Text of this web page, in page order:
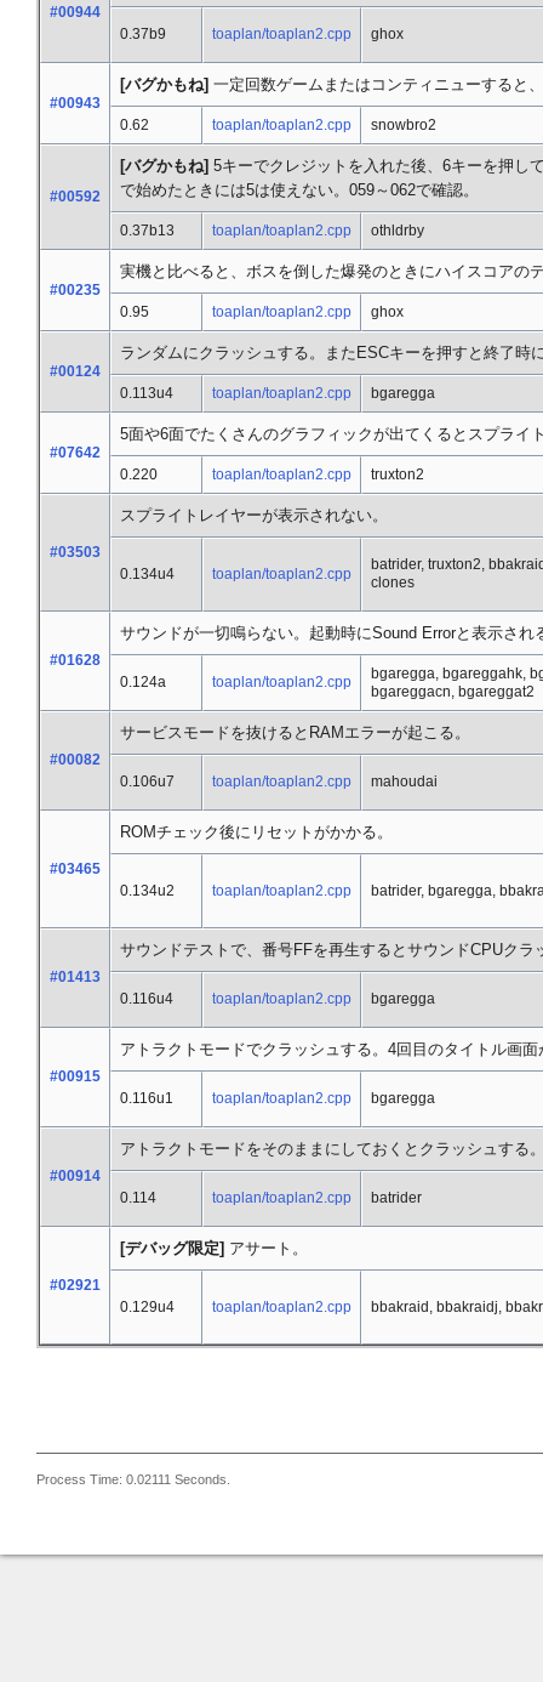
#00944
0.37b9
toaplan/toaplan2.cpp ghox
#00943
[バグかもね] 一定回数ゲームまたはコンティニューすると
0.62 toaplan/toaplan2.cpp snowbro2
#00592
[バグかもね] 5キーでクレジットを入れた後、6キーを押し
で始めたときには5は使えない。059～062で確認。
0.37b13 toaplan/toaplan2.cpp othldrby
#00235
実機と比べると、ボスを倒した爆発のときにハイスコアの
0.95 toaplan/toaplan2.cpp ghox
#00124
ランダムにクラッシュする。またESCキーを押すと終了時
0.113u4 toaplan/toaplan2.cpp bgaregga
#07642
5面や6面でたくさんのグラフィックが出てくるとスプライ
0.220 toaplan/toaplan2.cpp truxton2
#03503
スプライトレイヤーが表示されない。
0.134u4 toaplan/toaplan2.cpp
batrider, truxton2,
clones
#01628
サウンドが一切鳴らない。起動時にSound Errorと表示され
0.124a toaplan/toaplan2.cpp
bgaregga, bgareggahk,
bgareggacn, bgareggat2
#00082
サービスモードを抜けるとRAMエラーが起こる。
0.106u7 toaplan/toaplan2.cpp mahoudai
#03465
ROMチェック後にリセットがかかる。
0.134u2 toaplan/toaplan2.cpp batrider, bgaregga,
#01413
サウンドテストで、番号FFを再生するとサウンドCPUク
0.116u4 toaplan/toaplan2.cpp bgaregga
#00915
アトラクトモードでクラッシュする。4回目のタイトル画
0.116u1 toaplan/toaplan2.cpp bgaregga
#00914
アトラクトモードをそのままにしておくとクラッシュする
0.114 toaplan/toaplan2.cpp batrider
#02921
[デバッグ限定] アサート。
0.129u4 toaplan/toaplan2.cpp bbakraid, bbakraidj,
Process Time: 0.02111 Seconds.